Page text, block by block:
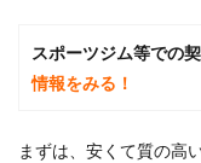
較
（総
順）
スポーツジム等での
情報をみる！
まずは、安くて質の高